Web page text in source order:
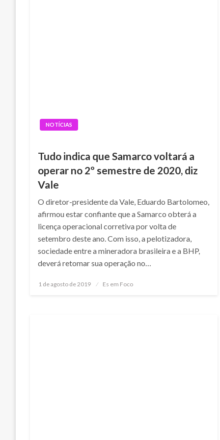
NOTÍCIAS
Tudo indica que Samarco voltará a
operar no 2º semestre de 2020, diz
Vale
O diretor-presidente da Vale, Eduardo Bartolomeo,
afirmou estar confiante que a Samarco obterá a
licença operacional corretiva por volta de
setembro deste ano. Com isso, a pelotizadora,
sociedade entre a mineradora brasileira e a BHP,
deverá retomar sua operação no…
Posted
1 de agosto de 2019 Es em Foco